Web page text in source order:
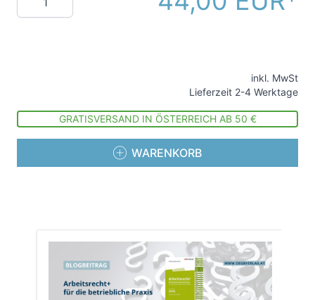
inkl. MwSt
Lieferzeit 2-4 Werktage
GRATISVERSAND IN ÖSTERREICH AB 50 €
WARENKORB